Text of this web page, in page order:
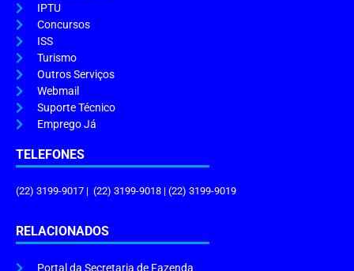
IPTU
Concursos
ISS
Turismo
Outros Serviços
Webmail
Suporte Técnico
Emprego Já
TELEFONES
(22) 3199-9017 | (22) 3199-9018 | (22) 3199-9019
RELACIONADOS